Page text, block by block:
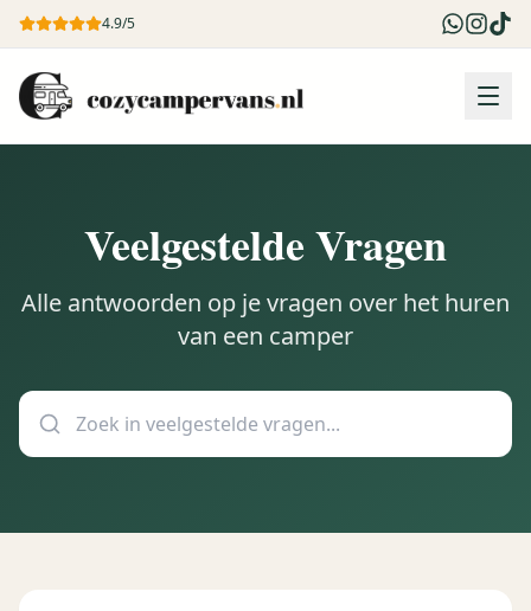
4.9/5
Veelgestelde Vragen
Alle antwoorden op je vragen over het huren
van een camper